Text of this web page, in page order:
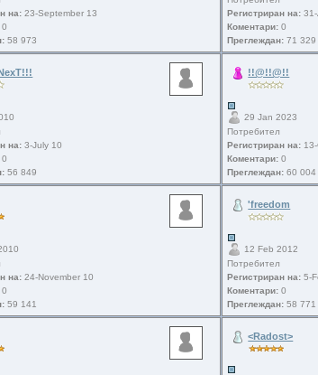
на: 23-September 13
0
58 973
Регистриран на:
Коментари: 0
Преглеждан: 71 329
на: 3-July 10
0
56 849
!!@!!@!!
29 Jan 2023
Потребител
Регистриран на:
Коментари: 0
Преглеждан: 60 004
на: 24-November 10
0
59 141
'freedom
12 Feb 2012
Потребител
Регистриран на: 5-
Коментари: 0
Преглеждан: 58 771
<Radost>